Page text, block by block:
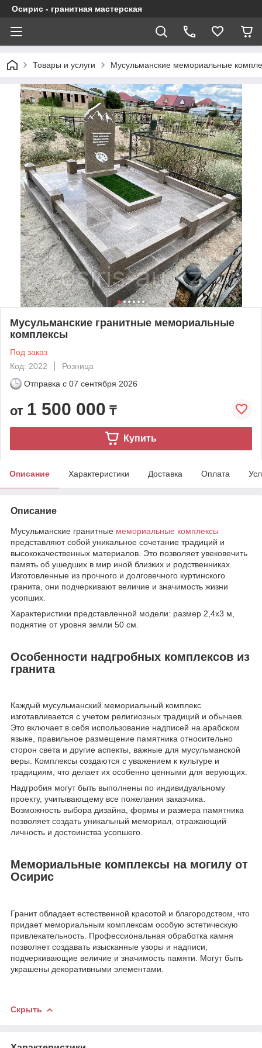
Осирис - гранитная мастерская
Товары и услуги Мусульманские мемориальные
Мусульманские гранитные мемориальные
комплексы
Под заказ
Код: 2022
Розница
Отправка с 07 сентября 2026
от 1 500 000 ₸
Купить
Описание Характеристики Доставка Оплата
Описание
Мусульманские гранитные мемориальные комплексы
представляют собой уникальное сочетание традиций и
высококачественных материалов. Это позволяет увековечить
память об ушедших в мир иной близких и родственниках.
Изготовленные из прочного и долговечного куртинского
гранита, они подчеркивают величие и значимость жизни
усопших.
Характеристики представленной модели: размер 2,4х3 м,
поднятие от уровня земли 50 см.
Особенности надгробных комплексов из
гранита
Каждый мусульманский мемориальный комплекс
изготавливается с учетом религиозных традиций и обычаев.
Это включает в себя использование надписей на арабском
языке, правильное размещение памятника относительно
сторон света и другие аспекты, важные для мусульманской
веры. Комплексы создаются с уважением к культуре и
традициям, что делает их особенно ценными для верующих.
Надгробия могут быть выполнены по индивидуальному
проекту, учитывающему все пожелания заказчика.
Возможность выбора дизайна, формы и размера памятника
позволяет создать уникальный мемориал, отражающий
личность и достоинства усопшего.
Мемориальные комплексы на могилу от
Осирис
Гранит обладает естественной красотой и благородством, что
придает мемориальным комплексам особую эстетическую
привлекательность. Профессиональная обработка камня
позволяет создавать изысканные узоры и надписи,
подчеркивающие величие и значимость памяти. Могут быть
украшены декоративными элементами.
Скрыть